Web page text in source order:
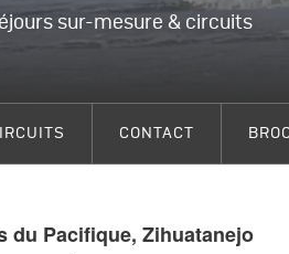
sur-mesure & circuits
CONTACT
du Pacifique, Zihuatanejo